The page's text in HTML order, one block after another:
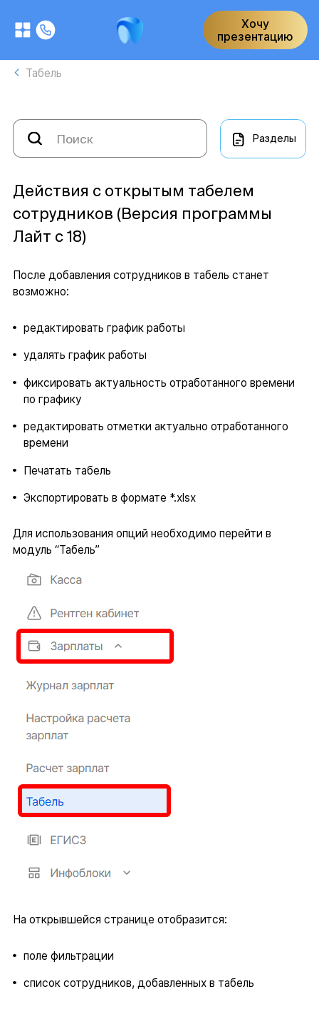
Хочу
презентацию
Табель
Разделы
Действия с открытым табелем
сотрудников (Версия программы
Лайт с 18)
После добавления сотрудников в табель станет
возможно:
редактировать график работы
удалять график работы
фиксировать актуальность отработанного времени
по графику
редактировать отметки актуально отработанного
времени
Печатать табель
Экспортировать в формате *.xlsx
Для использования опций необходимо перейти в
модуль “Табель”
На открывшейся странице отобразится:
поле фильтрации
список сотрудников, добавленных в табель